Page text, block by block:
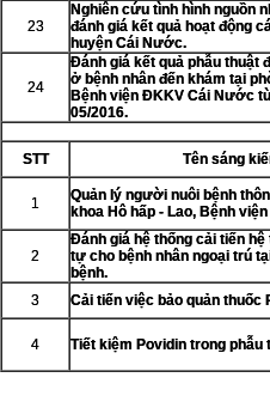
23
Nghiên cứu tình hình nguồn
đánh giá kết quả hoạt động
huyện Cái Nước.
24
Đánh giá kết quả phẫu thuật
ở bệnh nhân đến khám tại
Bệnh viện ĐKKV Cái Nước
05/2016.
STT
Tên sáng
1
Quản lý người nuôi bệnh
khoa Hô hấp - Lao, Bệnh
2
Đánh giá hệ thống cải tiến
tự cho bệnh nhân ngoại trú
bệnh.
3 Cải tiến việc bảo quản thuốc
4 Tiết kiệm Povidin trong phẫu